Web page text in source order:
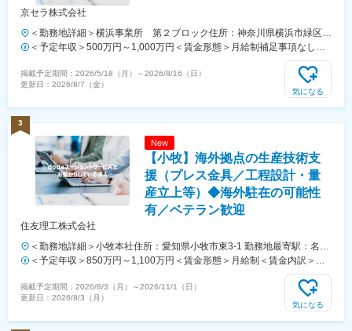
京セラ株式会社
＜勤務地詳細＞横浜事業所 第２ブロック住所：神奈川県横浜市緑区中
山2丁目4-1 勤務地最寄駅：JR線／中山駅受動喫煙対策：屋内全面禁煙
＜予定年収＞500万円～1,000万円＜賃金形態＞月給制補足事項なし＜
賃金内訳＞月額（基本給）：272,000円～480,000円＜月給＞272,000
円～480,000円＜昇給有無＞有＜残業手当＞有＜給与補足＞※給与詳細
は経験・能力・前職給与等を踏まえて決定します。■昇給：年1回■賞
能性があります。月給(月額)は固定手当を含めた表記です。
掲載予定期間： 2026/5/18（月） ～2026/8/16（日）
更新日： 2026/8/7（金）
気になる
3
New
【小牧】海外拠点の生産技術支
援（プレス金具／工程設計・量
産立上等）◆海外駐在の可能性
有／ベテラン歓迎
住友理工株式会社
＜勤務地詳細＞小牧本社住所：愛知県小牧市東3-1 勤務地最寄駅：名鉄
小牧線／間内駅受動喫煙対策：敷地内全面禁煙変更の範囲：会社の定め
＜予定年収＞850万円～1,100万円＜賃金形態＞月給制＜賃金内訳＞月
額（基本給）：300,000円～500,000円＜月給＞300,000円～500,000円
＜昇給有無＞有＜残業手当＞有＜給与補足＞※年収は実務経験を考慮の
上、決定します。■昇給：年1回（4月）■賞与：年2回（7月、12月）賃
掲載予定期間： 2026/8/3（月） ～2026/11/1（日）
更新日： 2026/8/3（月）
気になる